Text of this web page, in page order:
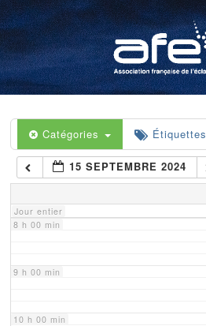
Catégories Étiquettes
15 SEPTEMBRE 2024
Jour entier
4 h 00 min
5 h 00 min
6 h 00 min
7 h 00 min
8 h 00 min
9 h 00 min
10 h 00 min